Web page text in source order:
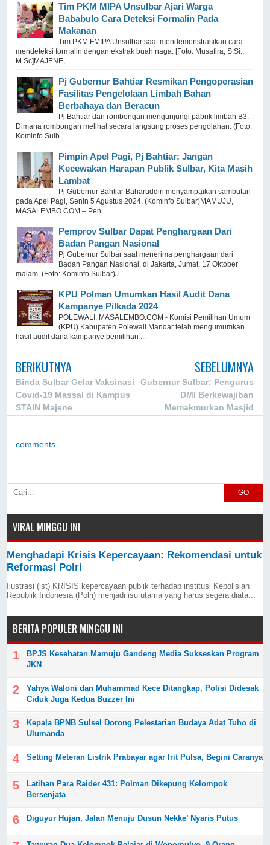
Tim PKM MIPA Unsulbar Ajari Warga
Bababulo Cara Deteksi Formalin Pada
Makanan
Tim PKM FMIPA Unsulbar saat mendemonstrasikan cara
mendeteksi formalin dengan ekstrak buah naga. [Foto: Musafira, S.Si.,
M.Sc]MAJENE, ...
Pj Gubernur Bahtiar Resmikan Pengoperasian
Fasilitas Pengelolaan Limbah Bahan
Berbahaya dan Beracun
Pj Bahtiar dan rombongan mengunjungi pabrik limbah B3.
Dimana rombongan melihat secara langsung proses pengolahan. (Foto:
Kominfo Sulb ...
Pimpin Apel Pagi, Pj Bahtiar: Jangan
Kecewakan Harapan Publik Sulbar, Kita Masih
Lambat
Pj Gubernur Bahtiar Baharuddin menyampaikan sambutan
pada Apel Pagi, Senin 5 Agustus 2024. (Kominfo Sulbar)MAMUJU,
MASALEMBO.COM – Pen ...
Pemprov Sulbar Dapat Penghargaan Dari
Badan Pangan Nasional
Pj Gubernur Sulbar saat menerima penghargaan dari
Badan Pangan Nasional, di Jakarta, Jumat, 17 Oktober
malam. (Foto: Kominfo Sulbar)J ...
KPU Polman Umumkan Hasil Audit Dana
Kampanye Pilkada 2024
POLEWALI, MASALEMBO.COM - Komisi Pemilihan Umum
(KPU) Kabupaten Polewali Mandar telah mengumumkan
hasil audit dana kampanye pemilihan ...
BERIKUTNYA
Binda Sulbar Gelar Vaksinasi
Covid-19 Massal di Kampus
STAIN Majene
SEBELUMNYA
Gubernur Sulbar: Pengurus
DMI Berkewajiban
Memakmurkan Masjid
comments
GO
VIRAL MINGGU INI
Menghadapi Krisis Kepercayaan: Rekomendasi untuk
Reformasi Polri
Ilustrasi (ist) KRISIS kepercayaan publik terhadap institusi Kepolisian
Republik Indonesia (Polri) menjadi isu utama yang harus segera diata...
BERITA POPULER MINGGU INI
BPJS Kesehatan Mamuju Gandeng Media Sukseskan Program
JKN
Yahya Waloni dan Muhammad Kece Ditangkap, Polisi Didesak
Ciduk Juga Kedua Buzzer Ini
Kepala BPNB Sulsel Dorong Pelestarian Budaya Adat Tuho di
Ulumanda
Setting Meteran Listrik Prabayar agar Irit Pulsa, Begini Caranya
Latihan Para Raider 431: Polman Dikepung Kelompok
Bersenjata
Diguyur Hujan, Jalan Menuju Dusun Nekke’ Nyaris Putus